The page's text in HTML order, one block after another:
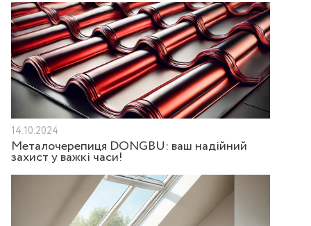
14.10.2024
Металочерепиця DONGBU: ваш надійний
захист у важкі часи!